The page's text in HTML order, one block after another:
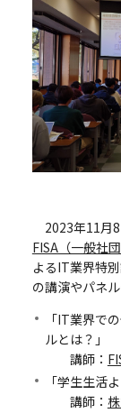
2023年11月8
FISA（一般社
よるIT業界特
の講演やパネ
「IT業界で
ルとは？」
講師：
「学生生活
講師：